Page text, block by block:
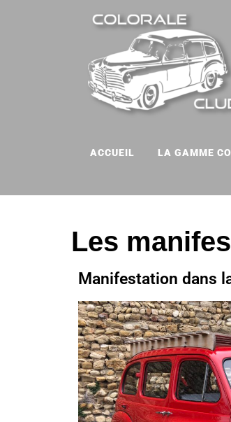
ACCUEIL LA GAMME
Les
Manifestation dans